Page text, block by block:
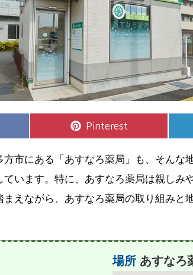
Share
Pinterest
市にある「あすなろ薬局」も、そん
います。特に、あすなろ薬局は親しみ
えながら、あすなろ薬局の取り組み
場所あすなろ